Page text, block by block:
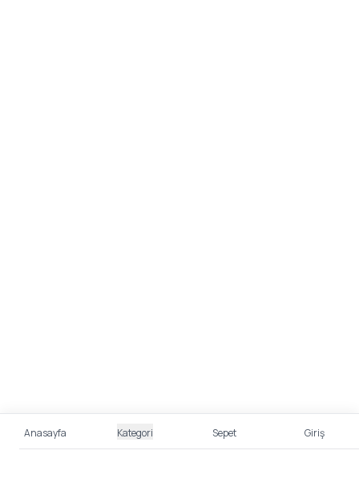
Anasayfa Kategori Sepet Giriş